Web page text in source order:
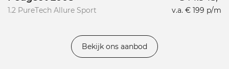
1.2 PureTech Allure Sport v.a. € 199 p/m
Bekijk ons aanbod